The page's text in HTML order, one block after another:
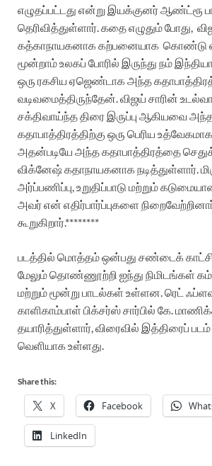
எழுதப்பட்டது என்று இயக்குனர் ஆண்ட்ரூ
தெரிவித்துள்ளார். கதை எழுதும் போது,
கத்காநாயகனாககற்பனையாக கொண்டு
மூன்றாம் உலகப் போரில் இருந்து நம்
ஒரு ரகசிய ஏஜெண்டாக அந்த
வடிவமைத்திருந்தேன். விஜய் சாரின்
சக்திவாய்ந்த திரை இருப்பு ஆகியவை
கதாபாத்திரத்திற்கு ஒரு பெரிய
அதன்படியே அந்த கதாபாத்திரத்தை
விக்னேஷ் கதாநாயகனாக நடித்துள்ளார்.
அர்ப்பணிப்பு, உறுதிப்பாடு மற்றும்
அவர் என் எதிர்பார்ப்புகளை
கூறுகிறார்.********
படத்தில் மொத்தம் ஒன்பது சண்டைக்
மேலும் தொண்ணூற்றி ஐந்து நிமிடங்கள்
மற்றும் மூன்று பாடல்கள் உள்ளன.ரெட்
காளிகாம்பாள் பிக்சர்ஸ் சார்பில் கே.
தயாரித்துள்ளார், விரைவில் இத்திரைப் படம்
வெளியாக உள்ளது.
Share this:
X Facebook
LinkedIn